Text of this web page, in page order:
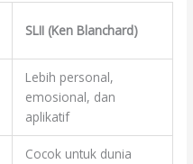
SLII (Ken Blanchard)
Lebih personal,
emosional, dan
aplikatif
Cocok untuk dunia